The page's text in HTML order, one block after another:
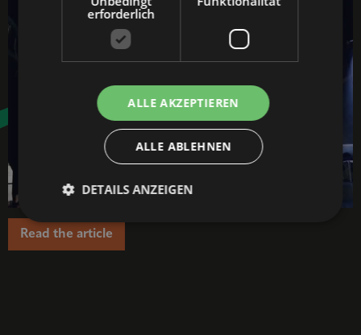
Read the article
erforderlich
ALLE AKZEPTIEREN
ALLE ABLEHNEN
DETAILS ANZEIGEN